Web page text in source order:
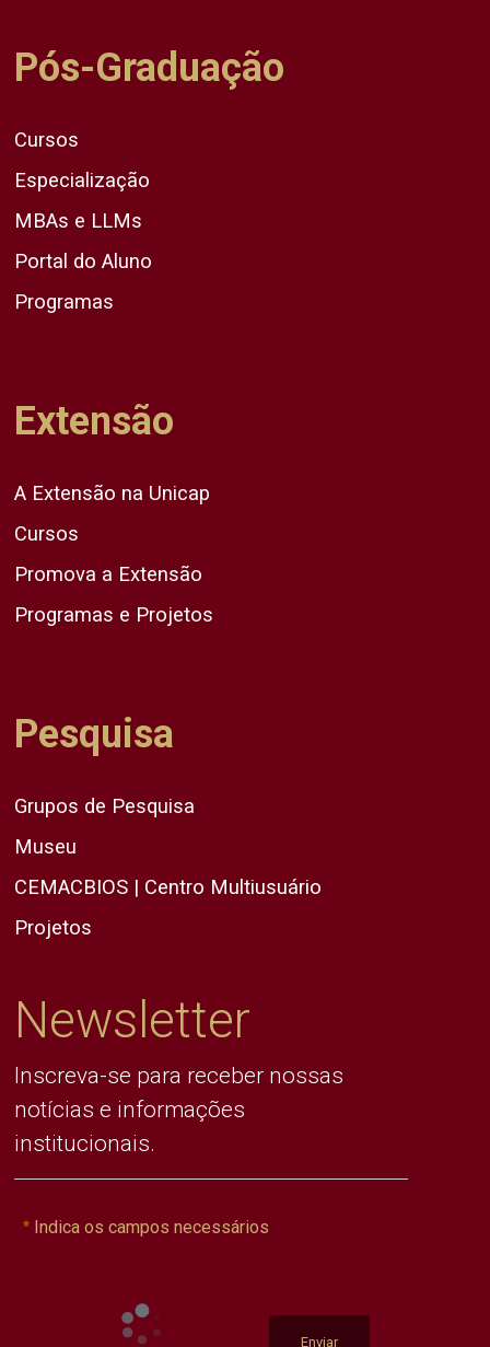
Pós-Graduação
Cursos
Especialização
MBAs e LLMs
Portal do Aluno
Programas
Extensão
A Extensão na Unicap
Cursos
Promova a Extensão
Programas e Projetos
Pesquisa
Grupos de Pesquisa
Museu
CEMACBIOS | Centro Multiusuário
Projetos
Newsletter
Inscreva-se para receber nossas
notícias e informações
institucionais.
Indica os campos necessários
Enviar